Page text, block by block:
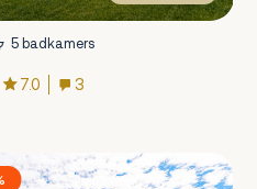
5 badkamers
7.0 3